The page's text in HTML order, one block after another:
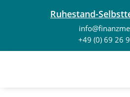
Ruhestand-
+49 (0) 69 26